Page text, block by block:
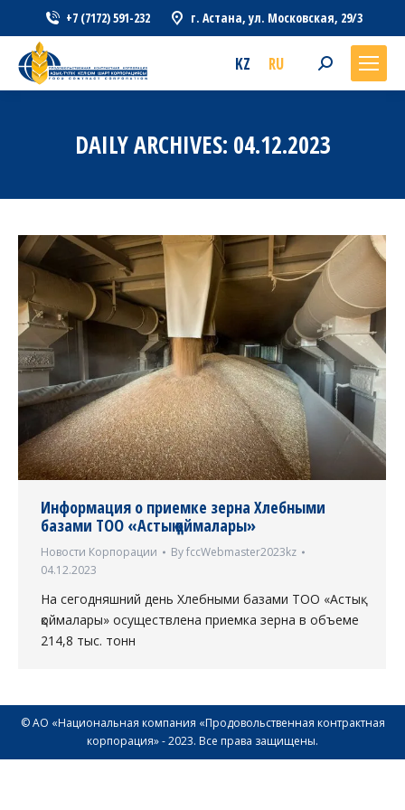
+7 (7172) 591-232 г. Астана, ул. Московская, 29/3
KZ RU Search:
DAILY ARCHIVES: 04.12.2023
Информация о приемке зерна Хлебными
базами ТОО «Астық қоймалары»
Новости Корпорации ByfccWebmaster2023kz
04.12.2023
На сегодняшний день Хлебными базами ТОО «Астық
қоймалары» осуществлена приемка зерна в объеме
214,8 тыс. тонн
© АО «Национальная компания «Продовольственная контрактная
корпорация» - 2023. Все права защищены.